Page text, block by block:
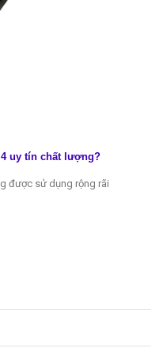
uy tín chất lượng?
được sử dụng rộng rãi